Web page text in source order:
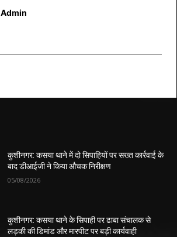
Admin
कुशीनगर: कसया थाने में दो सिपाहियों पर सख्त कार्रवाई के
बाद डीआईजी ने किया औचक निरीक्षण
05/08/2026
कुशीनगर: कसया थाने के सिपाही पर ढाबा संचालक से
लड़की की डिमांड और मारपीट पर बड़ी कार्यवाही